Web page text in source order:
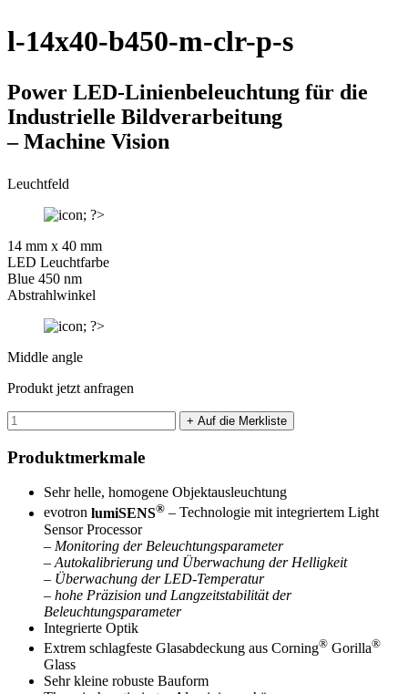
l-14x40-b450-m-clr-p-s
Power LED-Linienbeleuchtung für die
Industrielle Bildverarbeitung
– Machine Vision
Leuchtfeld
14 mm x 40 mm
LED Leuchtfarbe
Blue 450 nm
Abstrahlwinkel
Middle angle
Produkt jetzt anfragen
Produktmerkmale
Sehr helle, homogene Objektausleuchtung
evotron lumiSENS® – Technologie mit integriertem Light
Sensor Processor
– Monitoring der Beleuchtungsparameter
– Autokalibrierung und Überwachung der Helligkeit
– Überwachung der LED-Temperatur
– hohe Präzision und Langzeitstabilität der
Beleuchtungsparameter
Integrierte Optik
Extrem schlagfeste Glasabdeckung aus Corning® Gorilla®
Glass
Sehr kleine robuste Bauform